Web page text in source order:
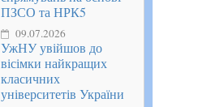
ПЗСО та НРК5
09.07.2026
УжНУ увійшов до
вісімки найкращих
класичних
університетів України